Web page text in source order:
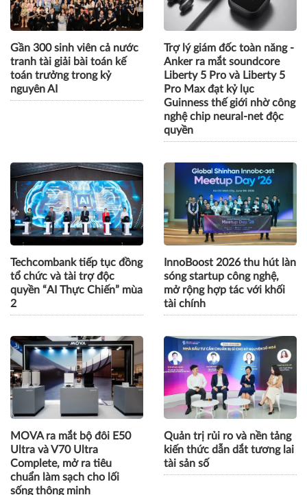
Gần 300 sinh viên cả nước
tranh tài giải bài toán kế
toán trưởng trong kỷ
nguyên AI
Trợ lý giám đốc toàn năng -
Anker ra mắt soundcore
Liberty 5 Pro và Liberty 5
Pro Max đạt kỷ lục
Guinness thế giới nhờ công
nghệ chip neural-net độc
quyền
Techcombank tiếp tục đồng
tổ chức và tài trợ độc
quyền “AI Thực Chiến” mùa
2
InnoBoost 2026 thu hút làn
sóng startup công nghệ,
mở rộng hợp tác với khối
tài chính
MOVA ra mắt bộ đôi E50
Ultra và V70 Ultra
Complete, mở ra tiêu
chuẩn làm sạch cho lối
sống thông minh
Quản trị rủi ro và nền tảng
kiến thức dẫn dắt tương lai
tài sản số